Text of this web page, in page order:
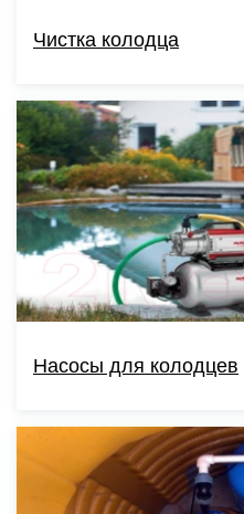
Чистка колодца
Насосы для колодцев